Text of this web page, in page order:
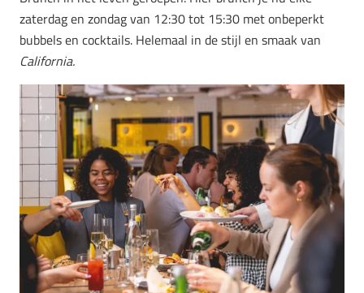
zaterdag en zondag van 12:30 tot 15:30 met onbeperkt
bubbels en cocktails. Helemaal in de stijl en smaak van
California.